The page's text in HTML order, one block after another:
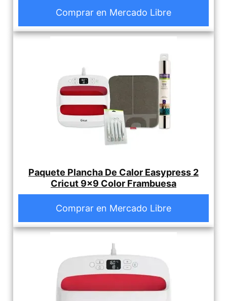
Comprar en Mercado Libre
Paquete Plancha De Calor Easypress 2
Cricut 9x9 Color Frambuesa
Comprar en Mercado Libre